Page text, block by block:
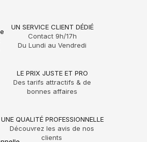
UN SERVICE CLIENT DÉDIÉ
Contact 9h/17h
Du Lundi au Vendredi
LE PRIX JUSTE ET PRO
Des tarifs attractifs & de
bonnes affaires
UNE QUALITÉ PROFESSIONNELLE
Découvrez les avis de nos
clients